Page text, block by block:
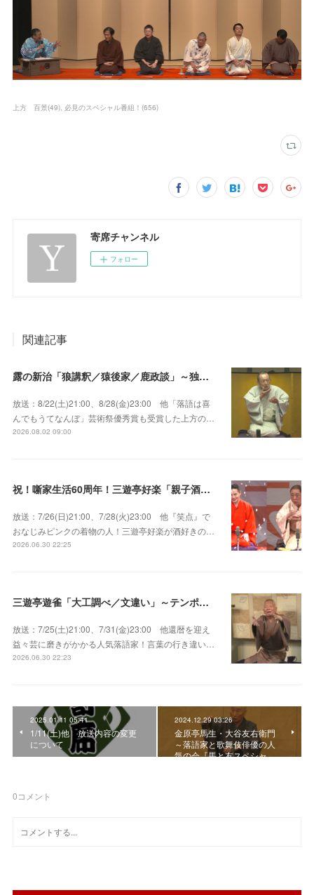
上方 百景(49) 必見のスペシャル番組！ (656)
寄席チャンネル
フォロー
関連記事
露の新治「狼講釈／猿後家／鹿政談」～独演会は毎回満員御礼！上方の人気重鎮落語家！
放送：8/22(土)21:00、8/28(金)23:00 他「落語は喜
んでもうてなんぼ」芸術祭優秀賞も受賞した上方の…
2026.08.02 09:00
祝！噺家生活60周年！三遊亭好楽「親子酒」錦笑亭満堂「桜ん坊」～満堂フェス2026
放送：7/26(日)21:00、7/28(火)23:00 他『笑点』で
おなじみピンクの着物の人！三遊亭好楽が酒好きの…
2026.06.30 22:25
三遊亭遊雀「大工調べ／文違い」～テンポよくたたみかける語り口で人気・実力とも屈指！
放送：7/25(土)21:00、7/31(金)23:00 他還暦を迎え
益々芸に磨きがかかる人気落語家！言葉の行き違い…
2026.06.30 22:23
2025.01.11 05:41
1/11(土)他 放送内容の変更
について
2024.12.29 03:26
金原亭馬生・大谷友右衛門
～落語家と歌舞伎俳優の人
気の会『馬と友スペシャ…
0コメント